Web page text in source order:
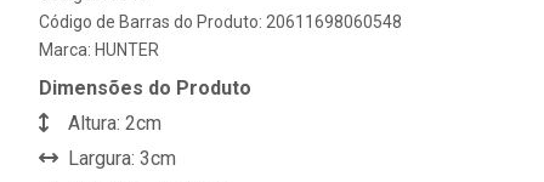
Código de Barras do Produto: 20611698060548
Marca: HUNTER
Dimensões do Produto
Altura: 2cm
Largura: 3cm